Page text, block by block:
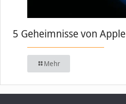
5 Geheimnisse von Apple
Mehr